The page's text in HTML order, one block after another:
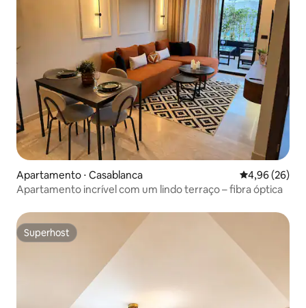
Apartamento ⋅ Casablanca 4,96 de uma
4,96 (26)
Apartamento incrível com um lindo terraço – fibra óptica
Superhost
Superhost